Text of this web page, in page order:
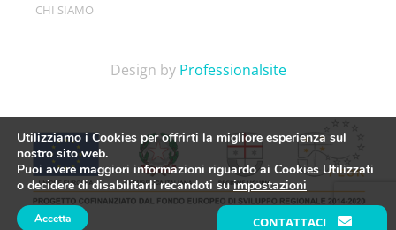
CHI SIAMO
Design by Professionalsite
CONTATTACI
Utilizziamo i Cookies per offrirti la migliore esperienza sul
nostro sito web.
Puoi avere maggiori informazioni riguardo ai Cookies Utilizzati
o decidere di disabilitarli recandoti suimpostazioni
Accetta